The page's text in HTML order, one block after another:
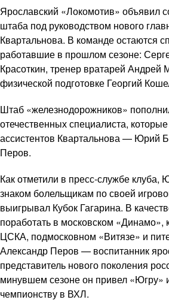
Ярославский «Локомотив» объявил
штаба под руководством нового
Квартальнова. В команде остаются
работавшие в прошлом сезоне:
Красоткин, тренер вратарей Андрей
физической подготовке Георгий
Штаб «железнодорожников»
отечественных специалиста,
ассистентов Квартальнова — Юрий
Перов.
Как отметили в пресс-службе
знаком болельщикам по своей
выигрывал Кубок Гагарина. В
поработать в московском «Динамо»,
ЦСКА, подмосковном «Витязе» и
Александр Перов — воспитанник
представитель нового поколения
минувшем сезоне он привел «Югру»
чемпионству в ВХЛ.